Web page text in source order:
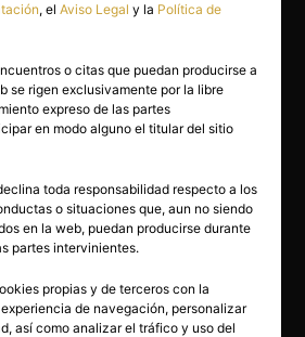
26 años
JACKK
de Santa María(Cádiz)
(2)
, elAviso Legal y la Política de
o citas que puedan producirse a
se rigen exclusivamente por la libre
expreso de las partes
en modo alguno el titular del sitio
toda responsabilidad respecto a los
o situaciones que, aun no siendo
en la web, puedan producirse durante
partes intervinientes.
propias y de terceros con la
de navegación, personalizar
así como analizar el tráfico y uso del